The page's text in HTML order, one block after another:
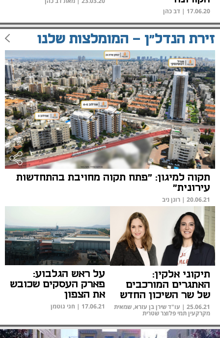
17.06.20
| דב כהן
זירת הנדל"ן - המומלצות שלנו
תקוה למיגון: "פתח תקוה מחויבת בהתחדשות
עירונית"
20.06.21
| רונן ניב
תיקוני אלקין:
האתגרים המורכבים
של שר השיכון החדש
25.06.21
| עו"ד שירן בן עזרא, שמאית
מקרקעין תמי פלוצר שטרית
על ראש הגלבוע:
פארק העסקים שכובש
את הצפון
17.06.21
| חגי גוטמן